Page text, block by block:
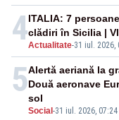
4Actualitate-31 iul. 2026,
ITALIA: 7
clădiri în Sicilia |
5
Social -31 iul. 2026, 07:24
Alertă aeriană la
Două aeronave
sol